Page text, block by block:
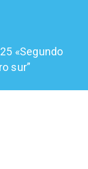
«Segundo
sur”